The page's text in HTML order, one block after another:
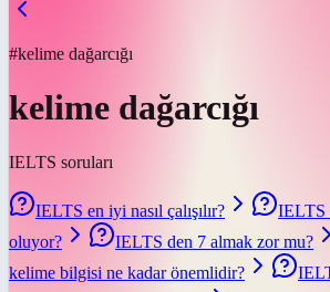
#kelime dağarcığı
kelime dağarcığı
IELTS soruları
IELTS en iyi nasıl çalışılır?
IELTS
oluyor?
IELTS den 7 almak zor mu?
kelime bilgisi ne kadar önemlidir?